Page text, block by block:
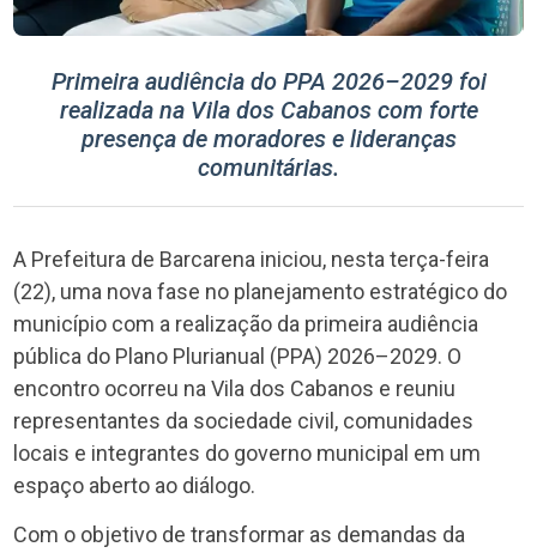
Primeira audiência do PPA 2026–2029 foi
realizada na Vila dos Cabanos com forte
presença de moradores e lideranças
comunitárias.
A Prefeitura de Barcarena iniciou, nesta terça-feira
(22), uma nova fase no planejamento estratégico do
município com a realização da primeira audiência
pública do Plano Plurianual (PPA) 2026–2029. O
encontro ocorreu na Vila dos Cabanos e reuniu
representantes da sociedade civil, comunidades
locais e integrantes do governo municipal em um
espaço aberto ao diálogo.
Com o objetivo de transformar as demandas da